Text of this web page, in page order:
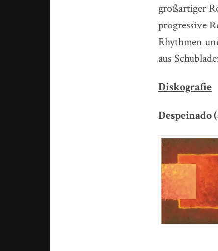
großartiger
progressive
Rhythmen
aus
Diskografie
Despeinado